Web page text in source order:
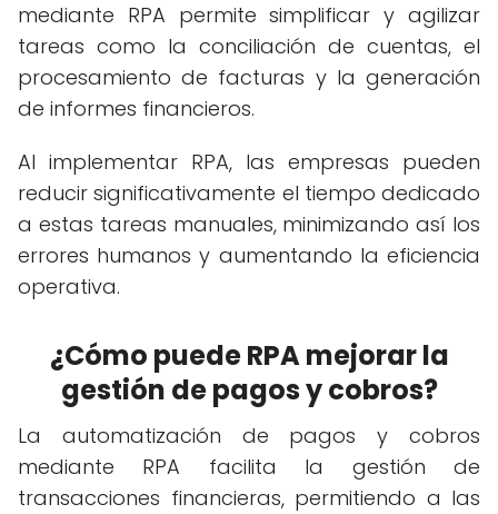
mediante RPA permite simplificar y agilizar
tareas como la conciliación de cuentas, el
procesamiento de facturas y la generación
de informes financieros.
Al implementar RPA, las empresas pueden
reducir significativamente el tiempo dedicado
a estas tareas manuales, minimizando así los
errores humanos y aumentando la eficiencia
operativa.
¿Cómo puede RPA mejorar la
gestión de pagos y cobros?
La automatización de pagos y cobros
mediante RPA facilita la gestión de
transacciones financieras, permitiendo a las